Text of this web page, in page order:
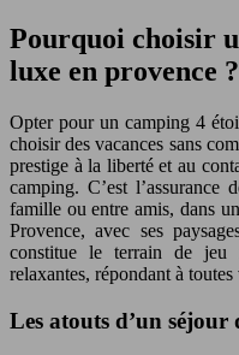
Pourquoi choisir
luxe en provence ?
Opter pour un camping 4
choisir des vacances sans
prestige à la liberté et au
camping. C’est l’assurance
famille ou entre amis, dans
Provence, avec ses
constitue le terrain de jeu
relaxantes, répondant à toutes
Les atouts d’un séjour